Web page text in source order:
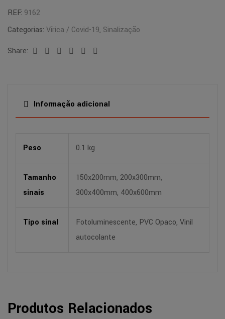
REF: 9162
Categorias: Vírica / Covid-19, Sinalização
Share:
Facebook
TwitterLinkedinGoogle+Pinterest
Informação adicional
Peso 0.1 kg
Tamanho
sinais
150x200mm, 200x300mm,
300x400mm, 400x600mm
Tipo sinal
Fotoluminescente, PVC Opaco, Vinil
autocolante
Produtos Relacionados